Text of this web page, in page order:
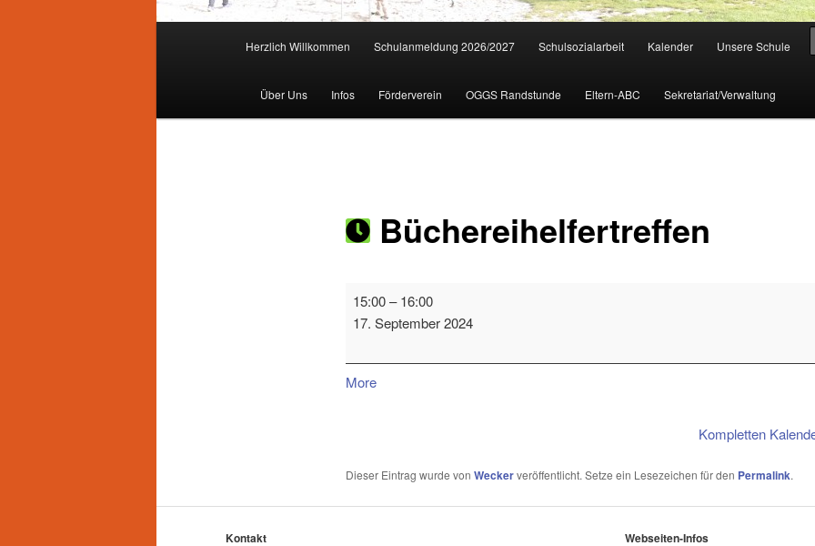
Herzlich Willkommen Schulanmeldung 2026/2027 Schulsozialarbeit Kalender Unsere Schule
Über Uns Infos Förderverein OGGS Randstunde Eltern-ABC Sekretariat/Verwaltung
Büchereihelfertreffen
15:00–16:00
17. September 2024
More
Kompletten
Dieser Eintrag wurde von Weckerveröffentlicht. Setze ein Lesezeichen für den Permalink.
Kontakt Webseiten-Infos